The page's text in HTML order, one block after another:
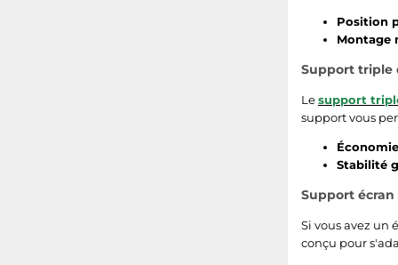
Position
Montage
Support triple
Lesupport
support vous
Stabilité
Support écran
Si vous avez un
conçu pour